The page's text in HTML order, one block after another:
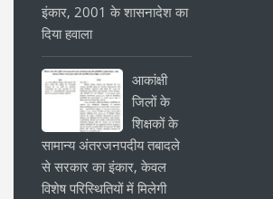
इंकार, 2001 के शासनादेश का
दिया हवाला
आकांक्षी
जिलों के
शिक्षकों के
सामान्य अंतरजनपदीय तबादले
से सरकार का इंकार, केवल
विशेष परिस्थितियों में मिलेगी